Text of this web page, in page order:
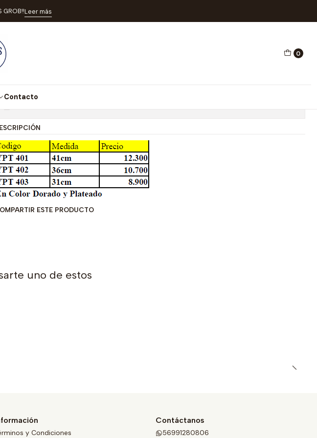
0
Contacto
GROB!!Leer más
Oro y Plata YPT 401
Oro y Plata YPT 401
ESTE PRODUCTO
uno de estos
y Condiciones
Contáctanos
56991280806